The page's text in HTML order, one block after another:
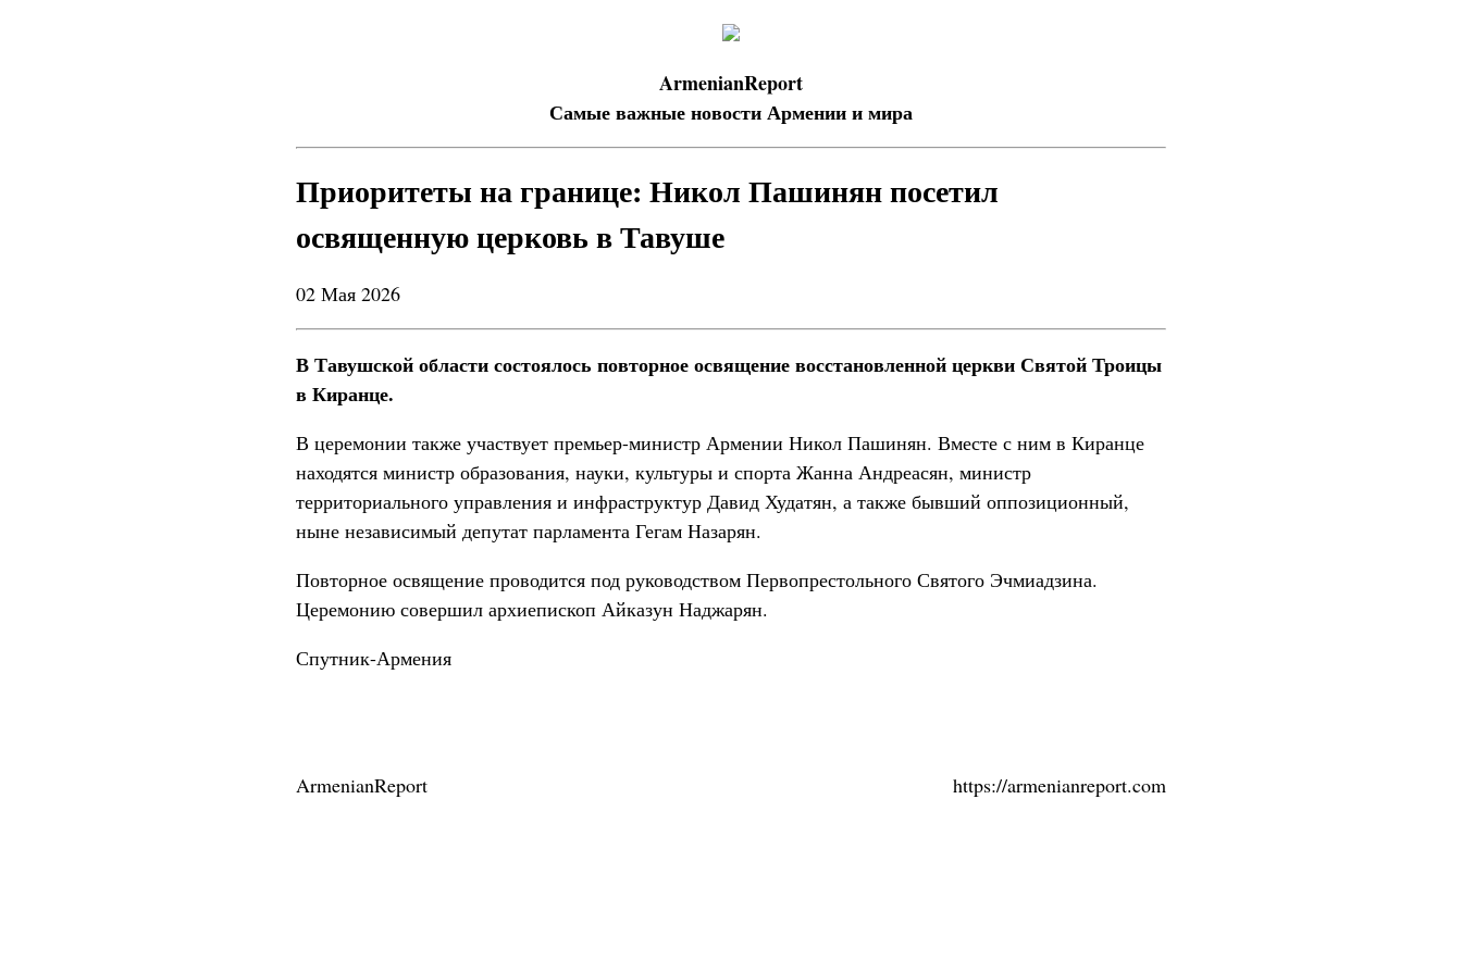
ArmenianReport
Самые важные новости Армении и мира
Приоритеты на границе: Никол Пашинян посетил
освященную церковь в Тавуше
02 Мая 2026
В Тавушской области состоялось повторное освящение восстановленной церкви Святой Троицы
в Киранце.
В церемонии также участвует премьер-министр Армении Никол Пашинян. Вместе с ним в Киранце
находятся министр образования, науки, культуры и спорта Жанна Андреасян, министр
территориального управления и инфраструктур Давид Худатян, а также бывший оппозиционный,
ныне независимый депутат парламента Гегам Назарян.
Повторное освящение проводится под руководством Первопрестольного Святого Эчмиадзина.
Церемонию совершил архиепископ Айказун Наджарян.
Спутник-Армения
ArmenianReport https://armenianreport.com